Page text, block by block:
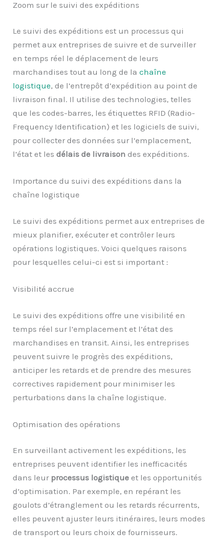
Zoom sur le suivi des expéditions
Le suivi des expéditions est un processus qui
permet aux entreprises de suivre et de surveiller
en temps réel le déplacement de leurs
marchandises tout au long de lachaîne
logistique, de l’entrepôt d’expédition au point de
livraison final. Il utilise des technologies, telles
que les codes-barres, les étiquettes RFID (Radio-
Frequency Identification) et les logiciels de suivi,
pour collecter des données sur l’emplacement,
l’état et lesdélais de livraison des expéditions.
Importance du suivi des expéditions dans la
chaîne logistique
Le suivi des expéditions permet aux entreprises de
mieux planifier, exécuter et contrôler leurs
opérations logistiques. Voici quelques raisons
pour lesquelles celui-ci est si important :
Visibilité accrue
Le suivi des expéditions offre une visibilité en
temps réel sur l’emplacement et l’état des
marchandises en transit. Ainsi, les entreprises
peuvent suivre le progrès des expéditions,
anticiper les retards et de prendre des mesures
correctives rapidement pour minimiser les
perturbations dans la chaîne logistique.
Optimisation des opérations
En surveillant activement les expéditions, les
entreprises peuvent identifier les inefficacités
dans leur processus logistiqueet les opportunités
d’optimisation. Par exemple, en repérant les
goulots d’étranglement ou les retards récurrents,
elles peuvent ajuster leurs itinéraires, leurs modes
de transport ou leurs choix de fournisseurs.